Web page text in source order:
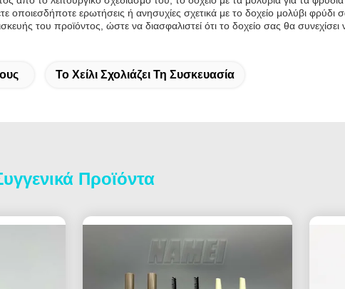
ερωτήσεις ή ανησυχίες σχετικά με το δοχείο μολύβι φρύδι
του προϊόντος, ώστε να διασφαλιστεί ότι το δοχείο σας θα συνεχίσει
Το Χείλι Σχολιάζει Τη Συσκευασία
Προϊόντα